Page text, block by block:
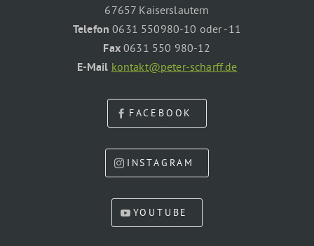
67657 Kaiserslautern
Telefon 0631 550980-10 oder -11
Fax0631 550 980-12
E-Mail kontakt@peter-scharff.de
FACEBOOK
INSTAGRAM
YOUTUBE